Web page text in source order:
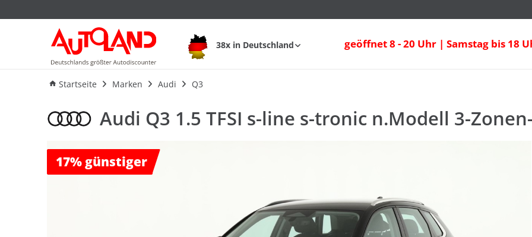
38x in Deutschland geöffnet 8 - 20 Uhr | Samstag bis 18
Startseite Marken Audi Q3
Ausstattung Verbrauch
Audi Q3 1.5 TFSI s-line s-tronic n.Modell 3-
17% günstiger